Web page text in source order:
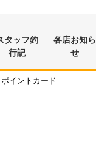
タッフ釣
行記
各店お知ら
せ
イントカード